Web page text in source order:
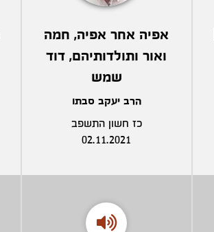
אפיה אחר אפיה, חמה
ואור ותולדותיהם, דוד
שמש
הרב יעקב סבתו
כז חשון התשפב
02.11.2021